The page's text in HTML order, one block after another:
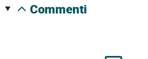
commenti